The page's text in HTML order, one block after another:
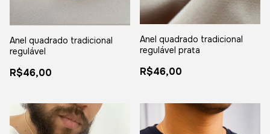
Anel quadrado tradicional
regulável
R$46,00
Anel quadrado tradicional
regulável prata
R$46,00